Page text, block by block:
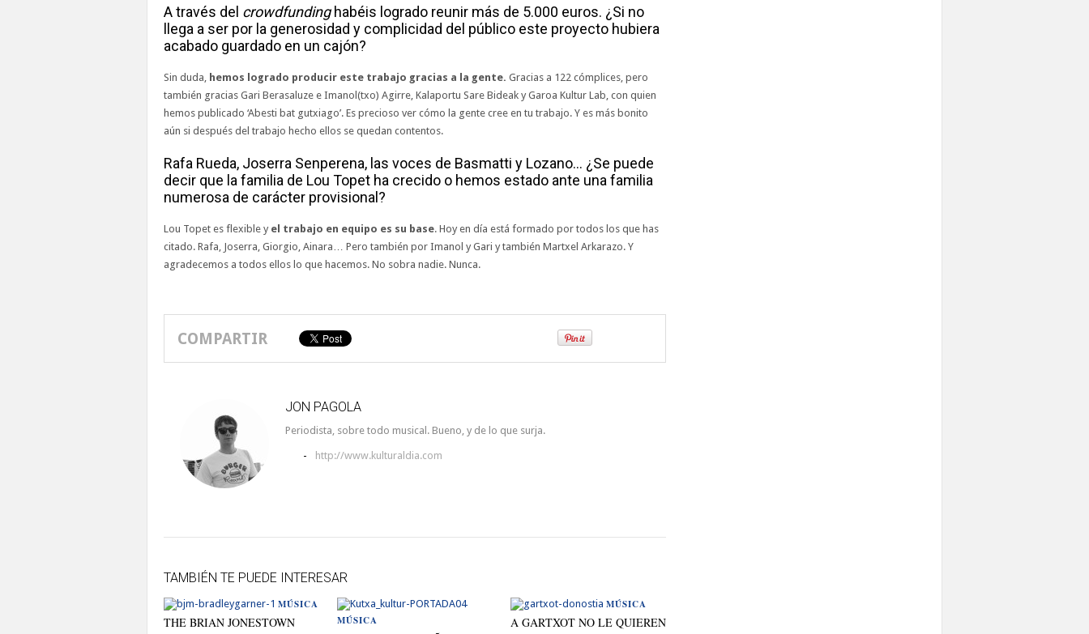
A través del crowdfundinghabéis logrado reunir más de 5.000 euros. ¿Si no
llega a ser por la generosidad y complicidad del público este proyecto hubiera
acabado guardado en un cajón?
Sin duda, hemos logrado producir este trabajo gracias a la gente. Gracias a 122 cómplices, pero
también gracias Gari Berasaluze e Imanol(txo) Agirre, Kalaportu Sare Bideak y Garoa Kultur Lab, con quien
hemos publicado ‘Abesti bat gutxiago’. Es precioso ver cómo la gente cree en tu trabajo. Y es más bonito
aún si después del trabajo hecho ellos se quedan contentos.
Rafa Rueda, Joserra Senperena, las voces de Basmatti y Lozano… ¿Se puede
decir que la familia de Lou Topet ha crecido o hemos estado ante una familia
numerosa de carácter provisional?
Lou Topet es flexible y el trabajo en equipo es su base. Hoy en día está formado por todos los que has
citado. Rafa, Joserra, Giorgio, Ainara… Pero también por Imanol y Gari y también Martxel Arkarazo. Y
agradecemos a todos ellos lo que hacemos. No sobra nadie. Nunca.
COMPARTIR
JON PAGOLA
Periodista, sobre todo musical. Bueno, y de lo que surja.
- http://www.kulturaldia.com
TAMBIÉN TE PUEDE INTERESAR
MÚSICA
THE BRIAN JONESTOWN
MÚSICA
MÚSICA
A GARTXOT NO LE QUIEREN